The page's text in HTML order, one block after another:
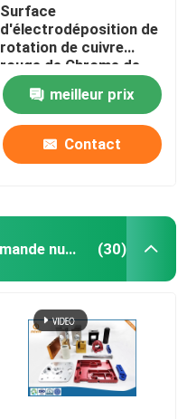
Surface
d'électrodéposition de
rotation de cuivre
rouge de Chrome de
pièces de commande
numérique par
ordinateur de haute
précision
meilleur prix
Contact
Pièces de fraisage de commande numérique par ordinateur (30)